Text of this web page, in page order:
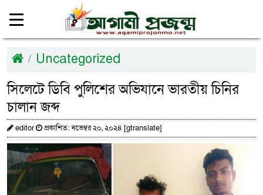
Uncategorized
সিলেটে ডিবি পুলিশের অভিযানে ভারতীয় চিনির
চালান জব্দ
editor প্রকাশিত: নভেম্বর ২০, ২০২৪ [gtranslate]